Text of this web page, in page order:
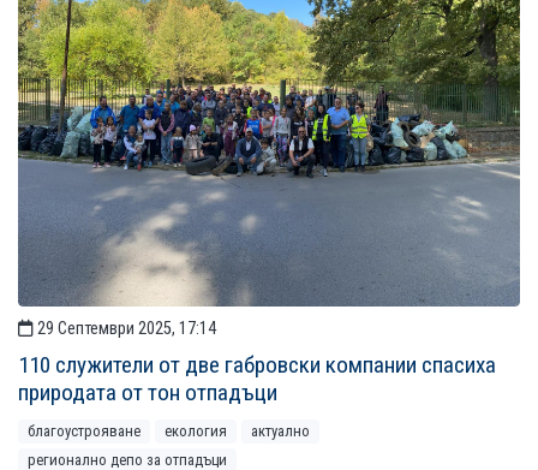
29 Септември 2025, 17:14
110 служители от две габровски компании спасиха
природата от тон отпадъци
благоустрояване екология
актуално
регионално депо за отпадъци